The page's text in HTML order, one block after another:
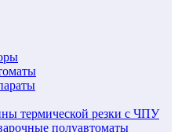
термической резки с ЧПУ
полуавтоматы